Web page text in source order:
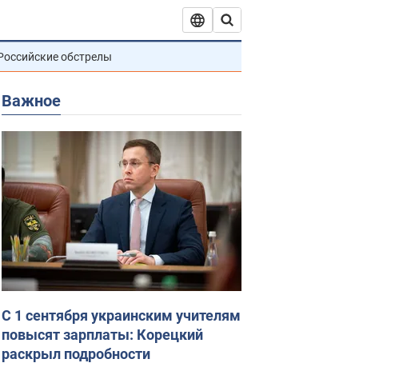
обстрелы
Важное
С 1 сентября украинским учителям
повысят зарплаты: Корецкий
раскрыл подробности